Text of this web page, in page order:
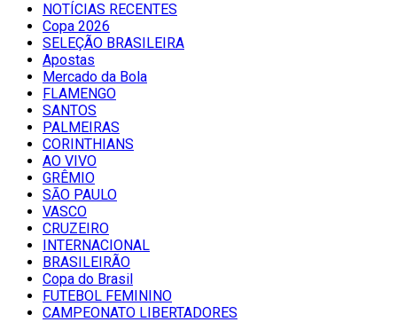
NOTÍCIAS RECENTES
Copa 2026
SELEÇÃO BRASILEIRA
Apostas
Mercado da Bola
FLAMENGO
SANTOS
PALMEIRAS
CORINTHIANS
AO VIVO
GRÊMIO
SĀO PAULO
VASCO
CRUZEIRO
INTERNACIONAL
BRASILEIRÃO
Copa do Brasil
FUTEBOL FEMININO
CAMPEONATO LIBERTADORES